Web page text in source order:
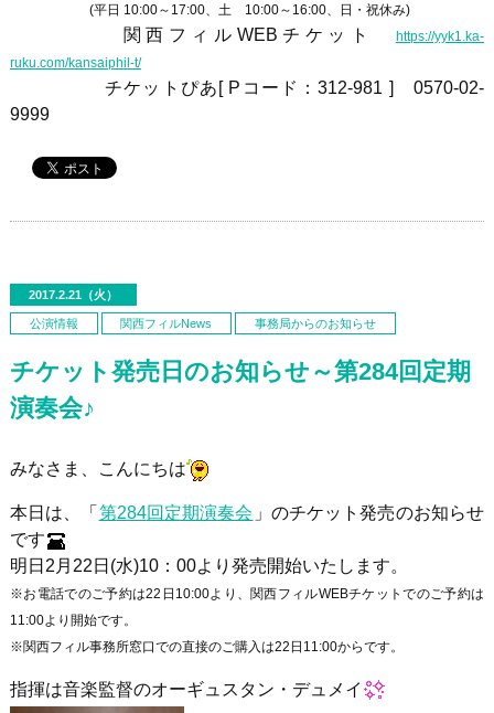
(平日 10:00～17:00、土 10:00～16:00、日・祝休み)
関西フィル WEB チケットhttps://yyk1.ka-
ruku.com/kansaiphil-t/
チケットぴあ[ Pコード：312-981 ] 0570-02-
9999
2017.2.21（火）
公演情報 関西フィルNews 事務局からのお知らせ
チケット発売日のお知らせ～第284回定期
演奏会♪
みなさま、こんにちは
本日は、「 第284回定期演奏会 」のチケット発売のお知らせ
です
明日 2 月 22 日 (水)10： 00より発売開始いたします。
※お電話でのご予約は22日10:00より、関西フィルWEBチケットでのご予約は
11:00より開始です。
※関西フィル事務所窓口での直接のご購入は22日11:00からです。
指揮は音楽監督のオーギュスタン・デュメイ